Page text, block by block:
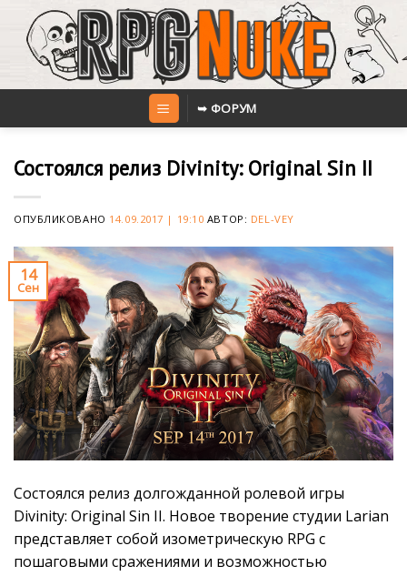
content
➥ ФОРУМ
Состоялся релиз Divinity: Original Sin II
ОПУБЛИКОВАНО 14.09.2017 | 19:10 АВТОР: DEL-VEY
14
Сен
Состоялся релиз долгожданной ролевой игры
Divinity: Original Sin II. Новое творение студии Larian
представляет собой изометрическую RPG с
пошаговыми сражениями и возможностью